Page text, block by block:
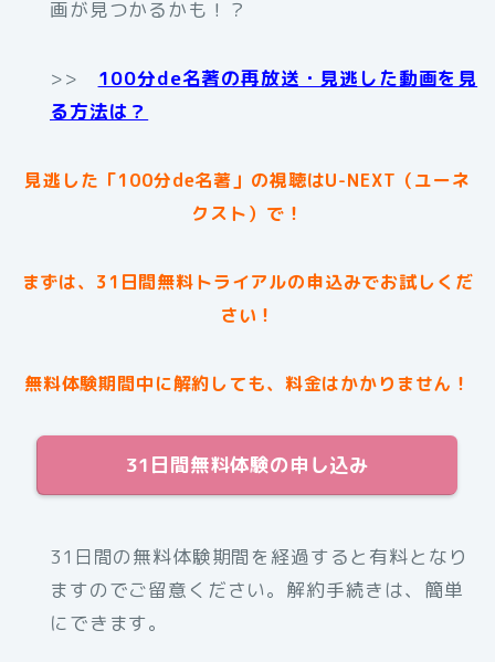
画が見つかるかも！？
>> 100分de名著の再放送・見逃した動画を見
る方法は？
見逃した「100分de名著」の視聴はU-NEXT（ユーネ
クスト）で！
まずは、31日間無料トライアルの申込みでお試しくだ
さい！
無料体験期間中に解約しても、料金はかかりません！
31日間無料体験の申し込み
31日間の無料体験期間を経過すると有料となり
ますのでご留意ください。解約手続きは、簡単
にできます。